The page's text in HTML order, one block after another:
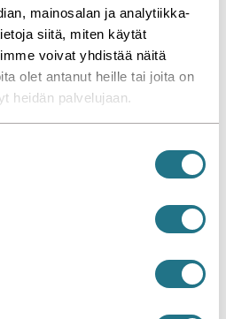
mainosalan ja analytiikka-
siitä, miten käytät
voivat yhdistää näitä
olet antanut heille tai joita on
heidän palvelujaan.
irrotettavalla väliseinällä ja
bott vetolaatikko,